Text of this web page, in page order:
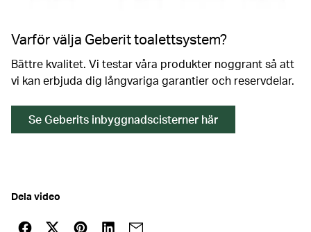
Varför välja Geberit toalettsystem?
Bättre kvalitet. Vi testar våra produkter noggrant så att
vi kan erbjuda dig långvariga garantier och reservdelar.
Se Geberits inbyggnadscisterner här
Dela video